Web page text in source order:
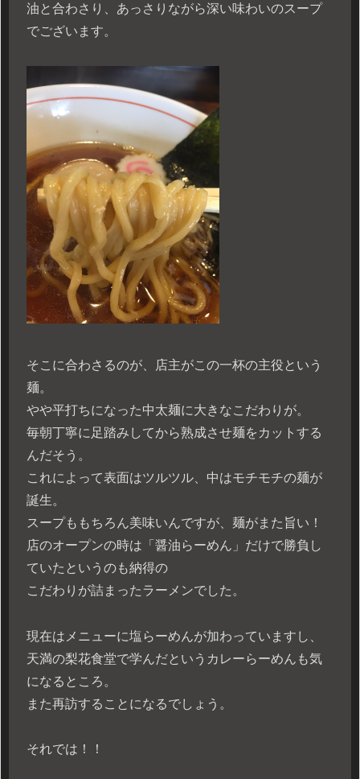
油と合わさり、あっさりながら深い味わいのスープ
でございます。
そこに合わさるのが、店主がこの一杯の主役という
麺。
やや平打ちになった中太麺に大きなこだわりが。
毎朝丁寧に足踏みしてから熟成させ麺をカットする
んだそう。
これによって表面はツルツル、中はモチモチの麺が
誕生。
スープももちろん美味いんですが、麺がまた旨い！
店のオープンの時は「醤油らーめん」だけで勝負し
ていたというのも納得の
こだわりが詰まったラーメンでした。
現在はメニューに塩らーめんが加わっていますし、
天満の梨花食堂で学んだというカレーらーめんも気
になるところ。
また再訪することになるでしょう。
それでは！！